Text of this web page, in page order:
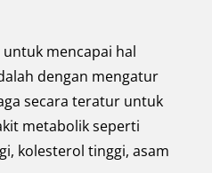
mencapai hal
dengan mengatur
secara teratur untuk
metabolik seperti
kolesterol tinggi, asam